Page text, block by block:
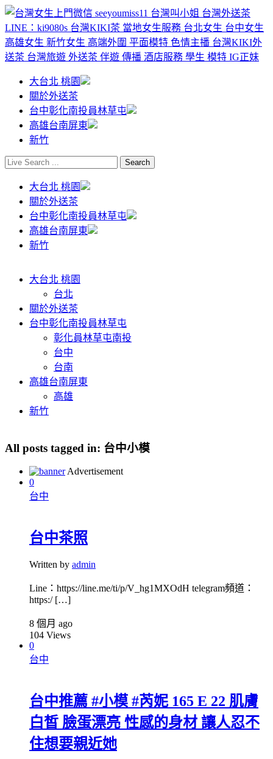
大台北 桃園
關於外送茶
台中彰化南投員林草屯
高雄台南屏東
新竹
大台北 桃園
關於外送茶
台中彰化南投員林草屯
高雄台南屏東
新竹
大台北 桃園
台北
關於外送茶
台中彰化南投員林草屯
彰化員林草屯南投
台中
台南
高雄台南屏東
高雄
新竹
All posts tagged in: 台中小模
Advertisement
0
台中
台中茶照
Written by admin
Line：https://line.me/ti/p/V_hg1MXOdH telegram頻道：
https:/ […]
8 個月 ago
104 Views
0
台中
台中推薦 #小模 #芮妮 165 E 22 肌膚
白皙 臉蛋漂亮 性感的身材 讓人忍不
住想要親近她